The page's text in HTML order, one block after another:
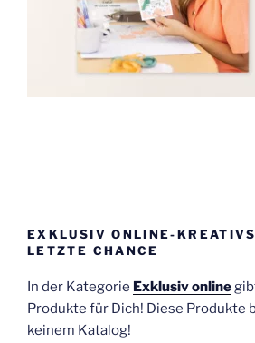
EXKLUSIV ONLINE-
LETZTE CHANCE
In der Kategorie Exklusiv online
Produkte für Dich! Diese Produkte
keinem Katalog!